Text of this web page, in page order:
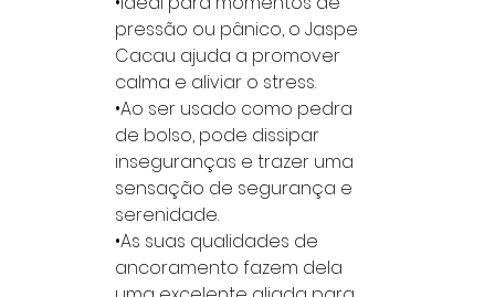
pressão ou pânico, o Jaspe
Cacau ajuda a promover
calma e aliviar o stress.
•Ao ser usado como pedra
de bolso, pode dissipar
inseguranças e trazer uma
sensação de segurança e
serenidade.
•As suas qualidades de
ancoramento fazem dela